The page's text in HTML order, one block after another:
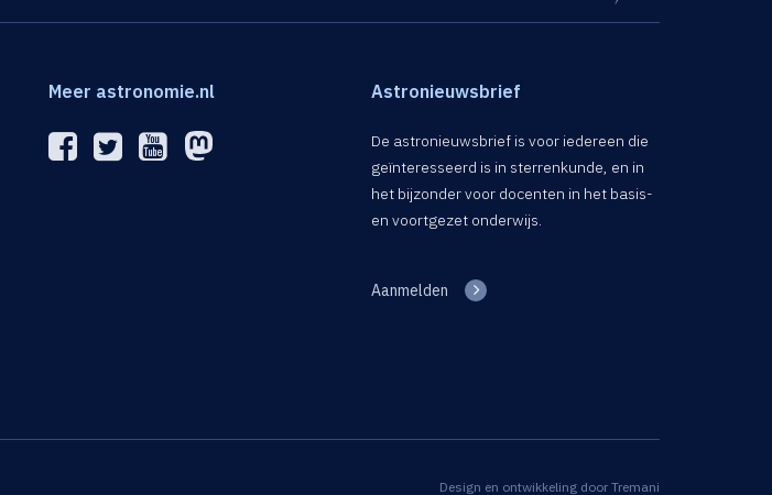
Meer astronomie.nl Astronieuwsbrief
De astronieuwsbrief is voor iedereen die
geïnteresseerd is in sterrenkunde, en in
het bijzonder voor docenten in het basis-
en voortgezet onderwijs.
Aanmelden
Design en ontwikkeling door Tremani